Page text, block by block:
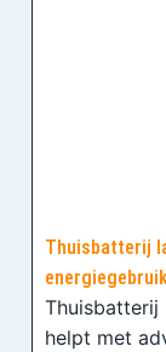
Thuisbatterij
energiegebruik
Thuisbatterij
helpt met